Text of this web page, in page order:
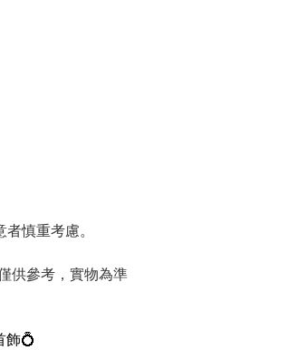
慎重考慮。
供參考，實物為準
飾💍